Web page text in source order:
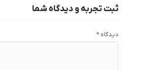
ثبت تجربه و دیدگاه شما
دیدگاه *